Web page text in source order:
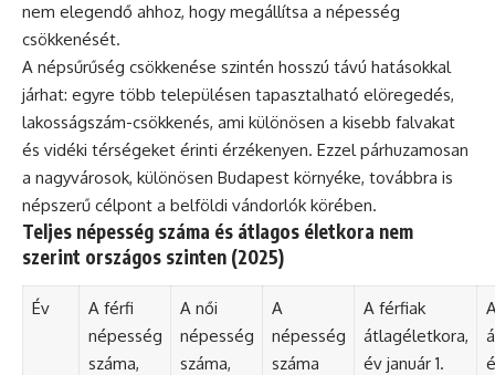
nem elegendő ahhoz, hogy megállítsa a népesség
csökkenését.
A népsűrűség csökkenése szintén hosszú távú hatásokkal
járhat: egyre több településen tapasztalható elöregedés,
lakosságszám-csökkenés, ami különösen a kisebb falvakat
és vidéki térségeket érinti érzékenyen. Ezzel párhuzamosan
a nagyvárosok, különösen Budapest környéke, továbbra is
népszerű célpont a belföldi vándorlók körében.
Teljes népesség száma és átlagos életkora nem
szerint országos szinten (2025)
Év
A férfi
népesség
száma,
A női
népesség
száma,
A
népesség
száma
A férfiak
átlagéletkora,
év január 1.